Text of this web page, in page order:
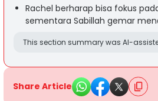
Rachel berharap bisa fokus
sementara Sabillah gemar
This section summary was AI-
Share Article